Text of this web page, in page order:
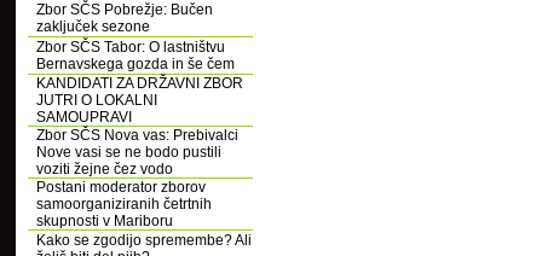
Zbor SČS Pobrežje: Bučen
zaključek sezone
Zbor SČS Tabor: O lastništvu
Bernavskega gozda in še čem
KANDIDATI ZA DRŽAVNI ZBOR
JUTRI O LOKALNI
SAMOUPRAVI
Zbor SČS Nova vas: Prebivalci
Nove vasi se ne bodo pustili
voziti žejne čez vodo
Postani moderator zborov
samoorganiziranih četrtnih
skupnosti v Mariboru
Kako se zgodijo spremembe? Ali